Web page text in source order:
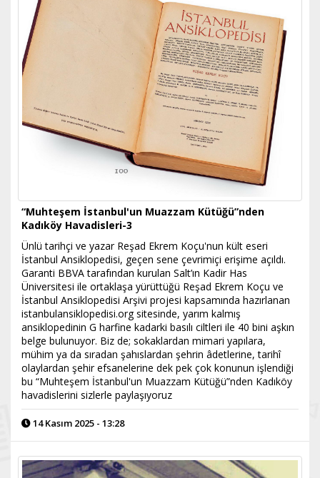
“Muhteşem İstanbul'un Muazzam Kütüğü”nden
Kadıköy Havadisleri-3
Ünlü tarihçi ve yazar Reşad Ekrem Koçu'nun kült eseri
İstanbul Ansiklopedisi, geçen sene çevrimiçi erişime açıldı.
Garanti BBVA tarafından kurulan Salt’ın Kadir Has
Üniversitesi ile ortaklaşa yürüttüğü Reşad Ekrem Koçu ve
İstanbul Ansiklopedisi Arşivi projesi kapsamında hazırlanan
istanbulansiklopedisi.org sitesinde, yarım kalmış
ansiklopedinin G harfine kadarki basılı ciltleri ile 40 bini aşkın
belge bulunuyor. Biz de; sokaklardan mimari yapılara,
mühim ya da sıradan şahıslardan şehrin âdetlerine, tarihî
olaylardan şehir efsanelerine dek pek çok konunun işlendiği
bu “Muhteşem İstanbul'un Muazzam Kütüğü”nden Kadıköy
havadislerini sizlerle paylaşıyoruz
14 Kasım 2025 - 13:28